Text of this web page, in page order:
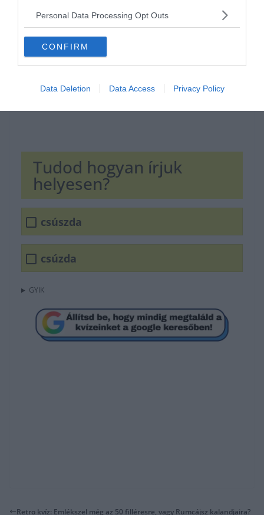
Personal Data Processing Opt Outs
CONFIRM
Data Deletion Data Access Privacy Policy
Tudod hogyan írjuk
helyesen?
csúszda
csúzda
GYIK
Retro kvíz: Emlékszel még az 50 filléresre, vagy Rumcájsz kalandjaira?